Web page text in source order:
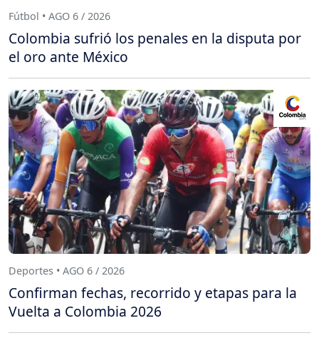
Fútbol • AGO 6 / 2026
Colombia sufrió los penales en la disputa por
el oro ante México
Deportes • AGO 6 / 2026
Confirman fechas, recorrido y etapas para la
Vuelta a Colombia 2026